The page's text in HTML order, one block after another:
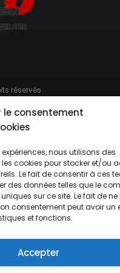
le consentement
nous utilisons des
cookies pour stocker et/ou
Le fait de consentir à ces
des données telles que le
sur ce site. Le fait de ne
consentement peut avoir un
et fonctions.
Accepter
réservés